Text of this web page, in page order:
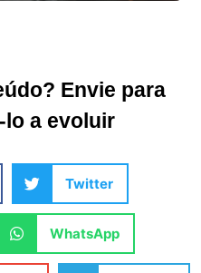
Envie para
lo a evoluir
Twitter
WhatsApp